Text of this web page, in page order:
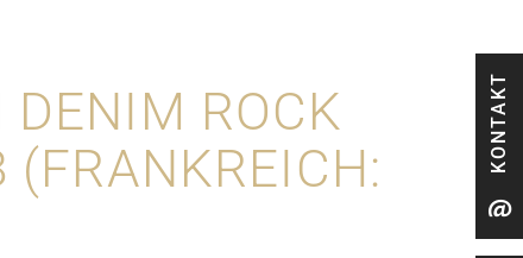
KONTAKT
DENIM ROCK
(FRANKREICH: